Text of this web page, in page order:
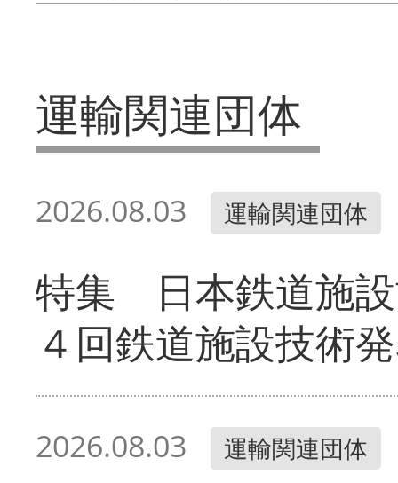
運輸関連団体
2026.08.03 運輸関連団体
特集 日本鉄道施
４回鉄道施設技術
2026.08.03 運輸関連団体